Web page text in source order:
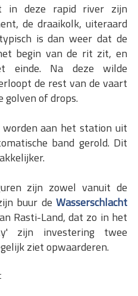
in deze rapid river zijn
de draaikolk, uiteraard
is dan weer dat de
begin van de rit zit, en
einde. Na deze wilde
de rest van de vaart
golven of drops.
aan het station uit
band gerold. Dit
zijn zowel vanuit de
buur de Wasserschlacht
Rasti-Land, dat zo in het
zijn investering twee
ziet opwaarderen.